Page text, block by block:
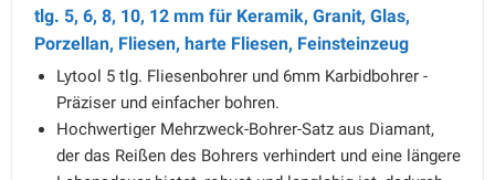
tlg. 5, 6, 8, 10, 12 mm für Keramik, Granit, Glas,
Porzellan, Fliesen, harte Fliesen, Feinsteinzeug
Lytool 5 tlg. Fliesenbohrer und 6mm Karbidbohrer -
Präziser und einfacher bohren.
Hochwertiger Mehrzweck-Bohrer-Satz aus Diamant,
der das Reißen des Bohrers verhindert und eine längere